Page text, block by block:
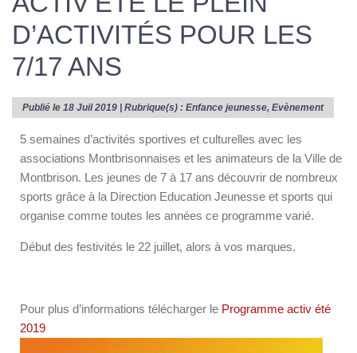
D’ACTIVITÉS POUR LES
7/17 ANS
Publié le 18 Juil 2019 | Rubrique(s) : Enfance jeunesse, Evènement
5 semaines d’activités sportives et culturelles avec les
associations Montbrisonnaises et les animateurs de la Ville de
Montbrison. Les jeunes de 7 à 17 ans découvrir de nombreux
sports grâce à la Direction Education Jeunesse et sports qui
organise comme toutes les années ce programme varié.
Début des festivités le 22 juillet, alors à vos marques.
Pour plus d’informations télécharger le Programme activ été
2019